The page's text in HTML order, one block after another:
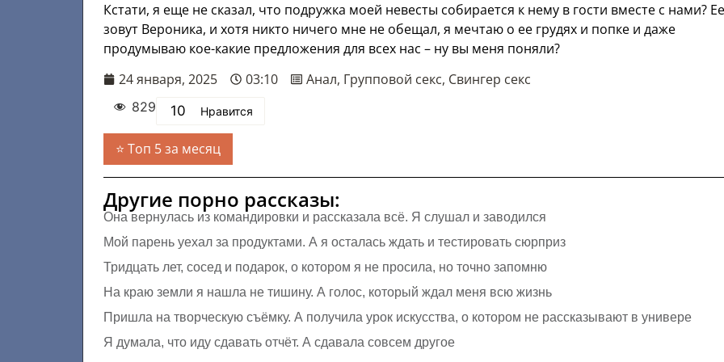
Кстати, я еще не сказал, что подружка моей невесты собирается к нему в гости вместе с нами? Ее
зовут Вероника, и хотя никто ничего мне не обещал, я мечтаю о ее грудях и попке и даже
продумываю кое-какие предложения для всех нас – ну вы меня поняли?
24 января, 2025
03:10 Анал, Групповой секс, Свингер секс
829 10 Нравится
Топ 5 за месяц
Другие порно рассказы:
Она вернулась из командировки и рассказала всё. Я слушал и заводился
Мой парень уехал за продуктами. А я осталась ждать и тестировать сюрприз
Тридцать лет, сосед и подарок, о котором я не просила, но точно запомню
На краю земли я нашла не тишину. А голос, который ждал меня всю жизнь
Пришла на творческую съёмку. А получила урок искусства, о котором не рассказывают в универе
Я думала, что иду сдавать отчёт. А сдавала совсем другое